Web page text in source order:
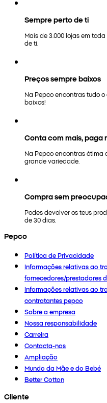
Sempre perto de ti
Mais de 3.000 lojas em
de ti.
Preços sempre baixos
Na Pepco encontras tudo
baixos!
Conta com mais, paga
Na Pepco encontras
grande variedade.
Compra sem
Podes devolver os teus
de 30 dias.
Pepco
Política de Privacidade
Informações relativas ao
fornecedores/prestadores
Informações relativas ao
contratantes pepco
Sobre a empresa
Nossa responsabilidade
Carreira
Contacta-nos
Ampliação
Mundo da Mãe e do Bebé
Better Cotton
Cliente